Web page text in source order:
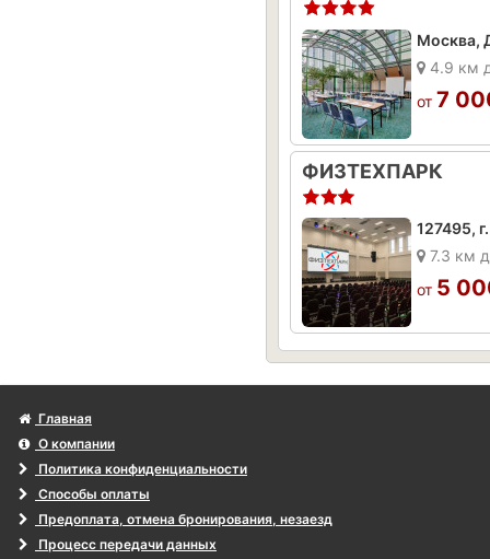
4.9 км
от 7
ФИЗТЕХПАРК
7.3 км
от 5
Главная
О компании
Политика конфиденциальности
Способы оплаты
Предоплата, отмена бронирования, незаезд
Процесс передачи данных